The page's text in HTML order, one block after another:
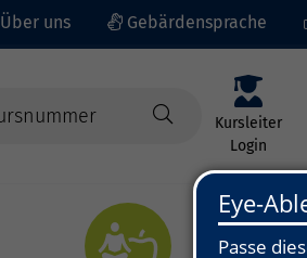
Über uns Gebärdensprache
Kursleiter
Login